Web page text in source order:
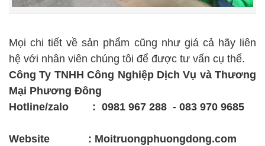
Mọi chi tiết về sản phẩm cũng như giá cả hãy liên
hệ với nhân viên chúng tôi để được tư vấn cụ thể.
Công Ty TNHH Công Nghiệp Dịch Vụ và Thương
Mại Phương Đông
Hotline/zalo : 0981 967 288 - 083 970 9685
Website : Moitruongphuongdong.com